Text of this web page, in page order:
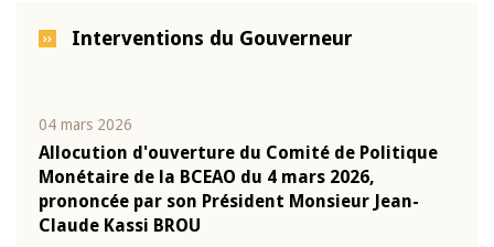
Interventions du Gouverneur
04 mars 2026
Allocution d'ouverture du Comité de Politique
Monétaire de la BCEAO du 4 mars 2026,
prononcée par son Président Monsieur Jean-
Claude Kassi BROU